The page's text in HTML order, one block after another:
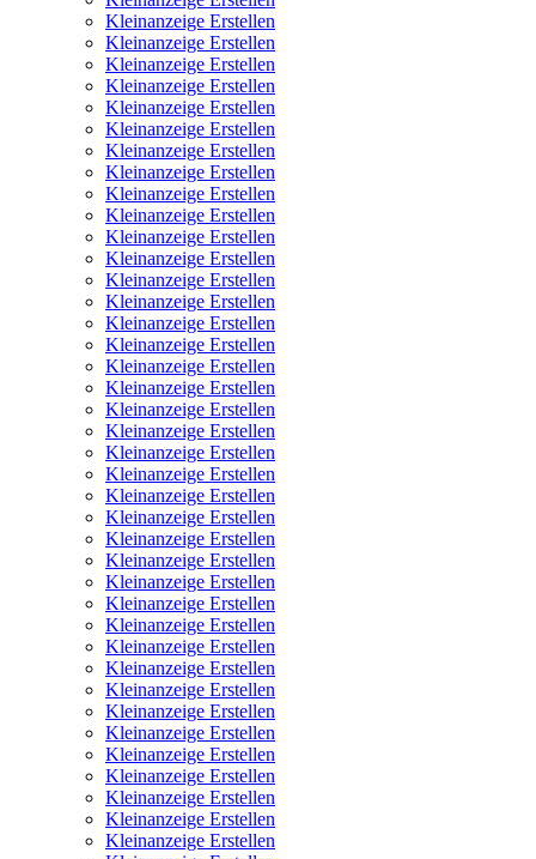
Kleinanzeige Erstellen
Kleinanzeige Erstellen
Kleinanzeige Erstellen
Kleinanzeige Erstellen
Kleinanzeige Erstellen
Kleinanzeige Erstellen
Kleinanzeige Erstellen
Kleinanzeige Erstellen
Kleinanzeige Erstellen
Kleinanzeige Erstellen
Kleinanzeige Erstellen
Kleinanzeige Erstellen
Kleinanzeige Erstellen
Kleinanzeige Erstellen
Kleinanzeige Erstellen
Kleinanzeige Erstellen
Kleinanzeige Erstellen
Kleinanzeige Erstellen
Kleinanzeige Erstellen
Kleinanzeige Erstellen
Kleinanzeige Erstellen
Kleinanzeige Erstellen
Kleinanzeige Erstellen
Kleinanzeige Erstellen
Kleinanzeige Erstellen
Kleinanzeige Erstellen
Kleinanzeige Erstellen
Kleinanzeige Erstellen
Kleinanzeige Erstellen
Kleinanzeige Erstellen
Kleinanzeige Erstellen
Kleinanzeige Erstellen
Kleinanzeige Erstellen
Kleinanzeige Erstellen
Kleinanzeige Erstellen
Kleinanzeige Erstellen
Kleinanzeige Erstellen
Kleinanzeige Erstellen
Kleinanzeige Erstellen